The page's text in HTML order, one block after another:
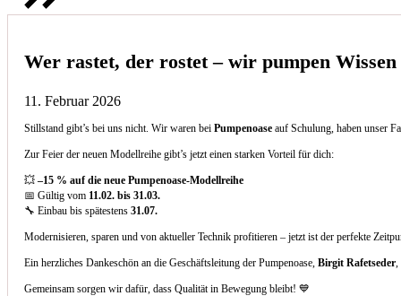
Wer rastet, der rostet – wir pumpen
11. Februar 2026
Stillstand gibt’s bei uns nicht. Wir waren beiPumpenoase auf Schulung, haben unser
Zur Feier der neuen Modellreihe gibt’s jetzt einen starken Vorteil für dich:
💥–15 % auf die neue Pumpenoase-Modellreihe
📅 Gültig vom 11.02. bis 31.03.
🔧 Einbau bis spätestens31.07.
Modernisieren, sparen und von aktueller Technik profitieren – jetzt ist der perfekte
Ein herzliches Dankeschön an die Geschäftsleitung der Pumpenoase,Birgit Rafetseder
Gemeinsam sorgen wir dafür, dass Qualität in Bewegung bleibt! 💙